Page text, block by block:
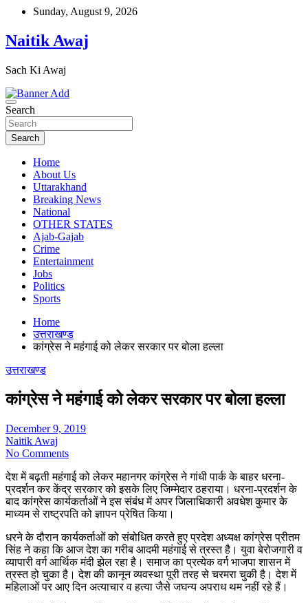
Skip
content
Sunday, August 9, 2026
Naitik Awaj
Sach Ki Awaj
Search
Search
Home
About Us
Uttarakhand
Breaking News
National
OTHER STATES
Ajab-Gajab
Crime
Entertainment
Jobs
Politics
Sports
Home
उत्तराखण्ड
कांग्रेस ने महंगाई को लेकर सरकार पर बोला हल्ला
उत्तराखण्ड
कांग्रेस ने महंगाई को लेकर सरकार पर बोला हल्ला
December 9, 2019
Naitik Awaj
No Comments
देश में बढ़ती महंगाई को लेकर महानगर कांग्रेस ने गांधी पार्क के बाहर धरना-
प्रदर्शन कर केंद्र सरकार को इसके लिए जिम्मेदार ठहराया। धरना-प्रदर्शन के
बाद कांग्रेस कार्यकर्ताओं ने इस संबंध में अपर जिलाधिकारी अवधेश कुमार के
माध्यम से राष्ट्रपति को ज्ञापन प्रेषित किया।
धरने के दौरान कार्यकर्ताओं को संबोधित करते हुए प्रदेश अध्यक्ष कांग्रेस प्रीतम
सिंह ने कहा कि आज देश का गरीब आदमी महंगाई से त्रस्त है। युवा बेरोजगारी व
व्यापारी वर्ग आर्थिक मंदी झेल रहा है। समाज का प्रत्येक वर्ग भाजपा शासन में
त्रस्त हो चुका है। देश की कानून व्यवस्था पूरी तरह से चरमरा चुकी है। देश में
महिलाओं पर आए दिन अत्याचार व हत्या जैसे जघन्य अपराध थम नहीं रहे हैं।